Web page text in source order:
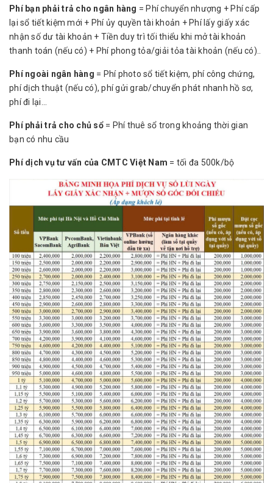
Phí bạn phải trả cho ngân hàng = Phí chuyển nhượng + Phí cấp
lại sổ tiết kiệm mới + Phí ủy quyền tài khoản + Phí lấy giấy xác
nhận số dư tài khoản + Tiền duy trì tối thiểu khi mở tài khoản
thanh toán (nếu có) + Phí phong tỏa/giải tỏa tài khoản (nếu có)..
Phí ngoài ngân hàng = Phí photo sổ tiết kiệm, phí công chứng,
phí dịch thuật (nếu có), phí gửi grab/chuyển phát nhanh hồ sơ,
phí đi lại...
Phí phải trả cho chủ sổ = Phí thuê sổ trong khoảng thời gian
bạn có nhu cầu
Phí dịch vụ tư vấn của CMTC Việt Nam = tối đa 500k/bộ